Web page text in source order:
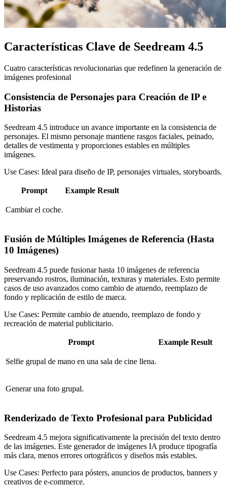
Características Clave de Seedream 4.5
Cuatro características revolucionarias que redefinen la generación de
imágenes profesional
Consistencia de Personajes para Creación de IP e
Historias
Seedream 4.5 introduce un avance importante en la consistencia de
personajes. El mismo personaje mantiene rasgos faciales, peinado,
detalles de vestimenta y proporciones estables en múltiples
imágenes.
Use Cases: Ideal para diseño de IP, personajes virtuales, storyboards.
Prompt Example Result
Cambiar el coche.
Fusión de Múltiples Imágenes de Referencia (Hasta
10 Imágenes)
Seedream 4.5 puede fusionar hasta 10 imágenes de referencia
preservando rostros, iluminación, texturas y materiales. Esto permite
casos de uso avanzados como cambio de atuendo, reemplazo de
fondo y replicación de estilo de marca.
Use Cases: Permite cambio de atuendo, reemplazo de fondo y
recreación de material publicitario.
Prompt Example Result
Selfie grupal de mano en una sala de cine llena.
Generar una foto grupal.
Renderizado de Texto Profesional para Publicidad
Seedream 4.5 mejora significativamente la precisión del texto dentro
de las imágenes. Este generador de imágenes IA produce tipografía
más clara, menos errores ortográficos y diseños más estables.
Use Cases: Perfecto para pósters, anuncios de productos, banners y
creativos de e-commerce.